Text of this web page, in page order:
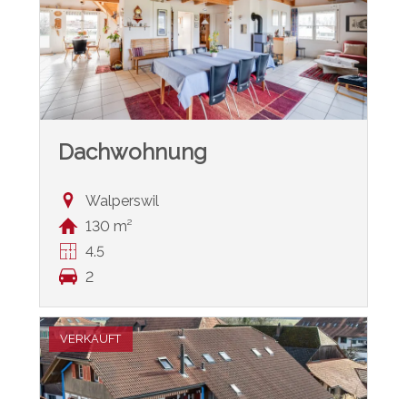
Dachwohnung
Walperswil
130 m²
4.5
2
VERKAUFT